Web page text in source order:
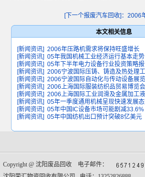
[下一个报废汽车回收]：2006
本文相关信息
[新闻资讯] 2006年压路机需求将保持旺盛增长
[新闻资讯] 05年我国机械工业经济运行基本走势
[新闻资讯] 05年下半年电力设备行业投资策略
[新闻资讯] 2006宁波国际压铸、铸造及热处理
[新闻资讯] 2006宁波国际自动化与传动设备展
[新闻资讯] 2006上海国际服装纺织品贸易博览会
[新闻资讯] 2006上海国际工业润滑及金属加工
[新闻资讯] 05年一季度通用机械呈现快速发展
[新闻资讯] 05年中国IC设备市场可能剧减33.6%
[新闻资讯] 05年中国纺机出口预计突破8亿美元
Copyright @ 沈阳废品回收 电子邮件：